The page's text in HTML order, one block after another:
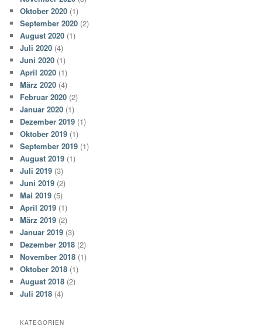
Oktober 2020 (1)
September 2020 (2)
August 2020 (1)
Juli 2020 (4)
Juni 2020 (1)
April 2020 (1)
März 2020 (4)
Februar 2020 (2)
Januar 2020 (1)
Dezember 2019 (1)
Oktober 2019 (1)
September 2019 (1)
August 2019 (1)
Juli 2019 (3)
Juni 2019 (2)
Mai 2019 (5)
April 2019 (1)
März 2019 (2)
Januar 2019 (3)
Dezember 2018 (2)
November 2018 (1)
Oktober 2018 (1)
August 2018 (2)
Juli 2018 (4)
KATEGORIEN